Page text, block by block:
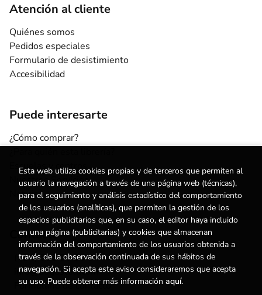
Atención al cliente
Quiénes somos
Pedidos especiales
Formulario de desistimiento
Accesibilidad
Puede interesarte
¿Cómo comprar?
Escuelas y centros
Nuestros Servicios
Noticias
Contacto
(+34) 615 55 96 54
info@degestalt.com
Formulario de contacto
Esta web utiliza cookies propias y de terceros que permiten al
usuario la navegación a través de una página web (técnicas),
para el seguimiento y análisis estadístico del comportamiento
de los usuarios (analíticas), que permiten la gestión de los
espacios publicitarios que, en su caso, el editor haya incluido
en una página (publicitarias) y cookies que almacenan
información del comportamiento de los usuarios obtenida a
través de la observación continuada de sus hábitos de
navegación. Si acepta este aviso consideraremos que acepta
su uso. Puede obtener más información aquí.